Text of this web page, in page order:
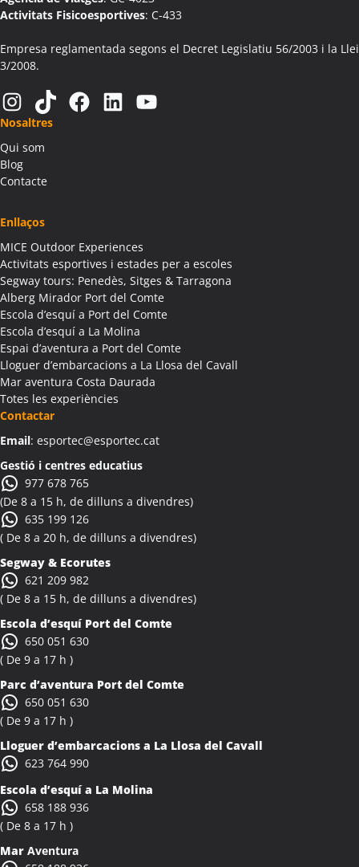
Colònies Escolars Aín
Activitats Teambuilding Empreses Aitona
Activitats Família Amics Aitona
Colònies Escolars Aitona
Activitats Teambuilding Empreses Alàs i Cerc
Activitats Família Amics Alàs i Cerc
Colònies Escolars Alàs i Cerc
Activitats Teambuilding Empreses Albagés
Activitats Família Amics Albagés
Colònies Escolars Albanyà
Activitats Teambuilding Empreses Albatàrrec
Activitats Família Amics Albatàrrec
Colònies Escolars Albatàrrec
Activitats Teambuilding Empreses Albesa
Activitats Família Amics Albesa
Colònies Escolars Albesa
Activitats Teambuilding Empreses Albi
Activitats Família Amics Albi
Colònies Escolars Albi
Activitats Teambuilding Empreses Albinyana
Activitats Família Amics Albinyana
Colònies Escolars Albinyana
Activitats Teambuilding Empreses Albiol
Activitats Família Amics Albiol
Colònies Escolars Albiol
Activitats Teambuilding Empreses Albocàsser
Colònies Escolars Albocàsser
Activitats Teambuilding Empreses Albons
Colònies Escolars Albons
Activitats Teambuilding Empreses Alcalà de Xivert
Colònies Escolars Alcalà de Xivert
Activitats Família Amics Alcanar
Colònies Escolars Alcanar
Activitats Família Amics Alcanó
Activitats Fisicoesportives: C-433
Empresa reglamentada segons el Decret Legislatiu 56/2003 i la Llei
3/2008.
Instagram TikTok Facebook LinkedIn YouTube
Nosaltres
Qui som
Blog
Contacte
Enllaços
MICE Outdoor Experiences
Activitats esportives i estades per a escoles
Segway tours: Penedès, Sitges & Tarragona
Alberg Mirador Port del Comte
Escola d’esquí a Port del Comte
Escola d’esquí a La Molina
Espai d’aventura a Port del Comte
Lloguer d’embarcacions a La Llosa del Cavall
Mar aventura Costa Daurada
Totes les experiències
Contactar
Email: esportec@esportec.cat
Gestió i centres educatius
977 678 765
(De 8 a 15 h, de dilluns a divendres)
635 199 126
( De 8 a 20 h, de dilluns a divendres)
Segway & Ecorutes
621 209 982
( De 8 a 15 h, de dilluns a divendres)
Escola d’esquí Port del Comte
650 051 630
( De 9 a 17 h )
Parc d’aventura Port del Comte
650 051 630
( De 9 a 17 h )
Lloguer d’embarcacions a La Llosa del Cavall
623 764 990
Escola d’esquí a La Molina
658 188 936
( De 8 a 17 h )
Mar Aventura